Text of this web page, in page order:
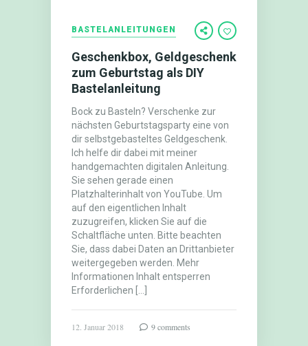
BASTELANLEITUNGEN
Geschenkbox, Geldgeschenk
zum Geburtstag als DIY
Bastelanleitung
Bock zu Basteln? Verschenke zur
nächsten Geburtstagsparty eine von
dir selbstgebasteltes Geldgeschenk.
Ich helfe dir dabei mit meiner
handgemachten digitalen Anleitung.
Sie sehen gerade einen
Platzhalterinhalt von YouTube. Um
auf den eigentlichen Inhalt
zuzugreifen, klicken Sie auf die
Schaltfläche unten. Bitte beachten
Sie, dass dabei Daten an Drittanbieter
weitergegeben werden. Mehr
Informationen Inhalt entsperren
Erforderlichen […]
12. Januar 2018 9 comments